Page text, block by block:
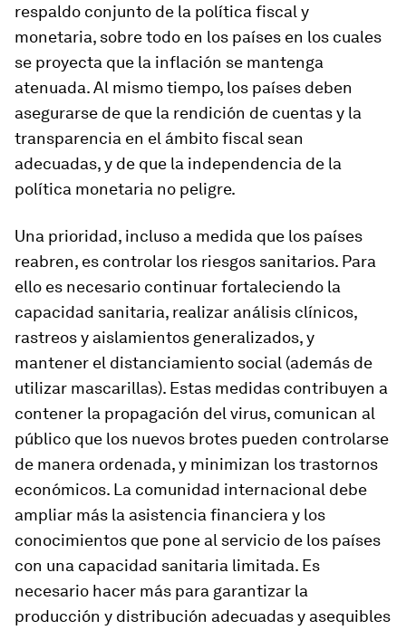
respaldo conjunto de la política fiscal y
monetaria, sobre todo en los países en los cuales
se proyecta que la inflación se mantenga
atenuada. Al mismo tiempo, los países deben
asegurarse de que la rendición de cuentas y la
transparencia en el ámbito fiscal sean
adecuadas, y de que la independencia de la
política monetaria no peligre.
Una prioridad, incluso a medida que los países
reabren, es controlar los riesgos sanitarios. Para
ello es necesario continuar fortaleciendo la
capacidad sanitaria, realizar análisis clínicos,
rastreos y aislamientos generalizados, y
mantener el distanciamiento social (además de
utilizar mascarillas). Estas medidas contribuyen a
contener la propagación del virus, comunican al
público que los nuevos brotes pueden controlarse
de manera ordenada, y minimizan los trastornos
económicos. La comunidad internacional debe
ampliar más la asistencia financiera y los
conocimientos que pone al servicio de los países
con una capacidad sanitaria limitada. Es
necesario hacer más para garantizar la
producción y distribución adecuadas y asequibles